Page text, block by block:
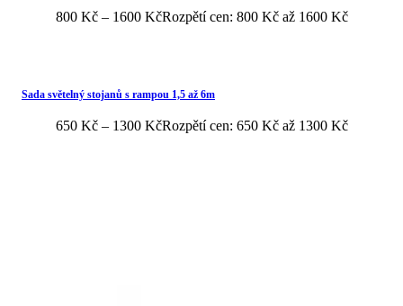
800 Kč – 1600 KčRozpětí cen: 800 Kč až 1600 Kč
Sada světelný stojanů s rampou 1,5 až 6m
650 Kč – 1300 KčRozpětí cen: 650 Kč až 1300 Kč